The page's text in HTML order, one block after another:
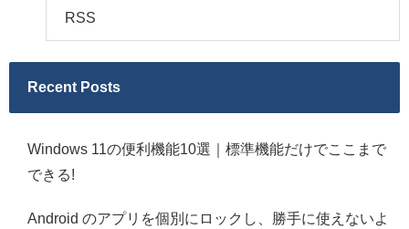
RSS
Recent Posts
Windows 11の便利機能10選｜標準機能だけでここまで
できる!
Android のアプリを個別にロックし、勝手に使えないよ